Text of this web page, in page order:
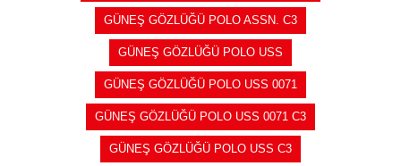
GÜNEŞ GÖZLÜĞÜ POLO ASSN. C3
GÜNEŞ GÖZLÜĞÜ POLO USS
GÜNEŞ GÖZLÜĞÜ POLO USS 0071
GÜNEŞ GÖZLÜĞÜ POLO USS 0071 C3
GÜNEŞ GÖZLÜĞÜ POLO USS C3